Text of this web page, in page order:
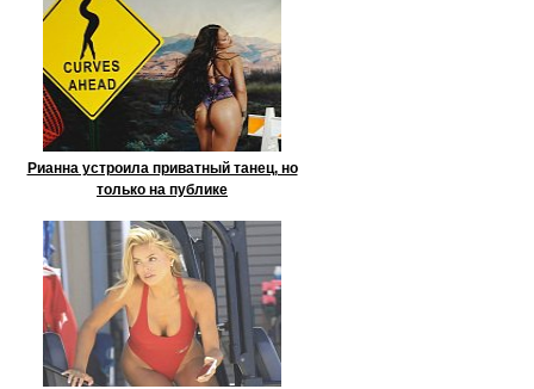
Рианна устроила приватный танец, но
только на публике